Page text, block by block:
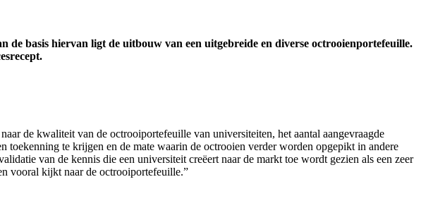
basis hiervan ligt de uitbouw van een uitgebreide en diverse octrooienportefeuille.
de kwaliteit van de octrooiportefeuille van universiteiten, het aantal aangevraagde
toekenning te krijgen en de mate waarin de octrooien verder worden opgepikt in andere
van de kennis die een universiteit creëert naar de markt toe wordt gezien als een zeer
vooral kijkt naar de octrooiportefeuille.”